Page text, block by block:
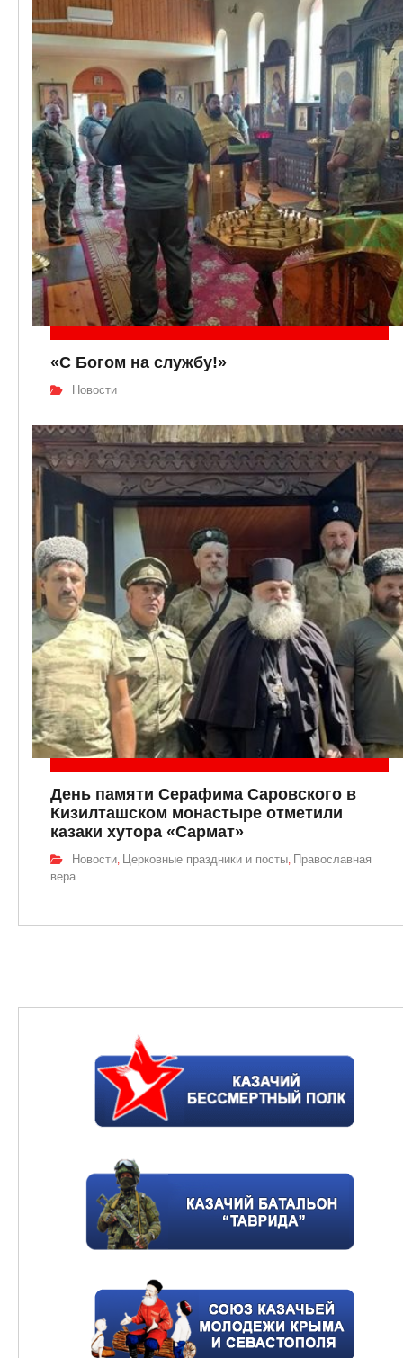
«С Богом на службу!»
Новости
День памяти Серафима Саровского в
Кизилташском монастыре отметили
казаки хутора «Сармат»
Новости Церковные праздники и посты Православная
вера